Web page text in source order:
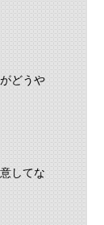
どうや
してな